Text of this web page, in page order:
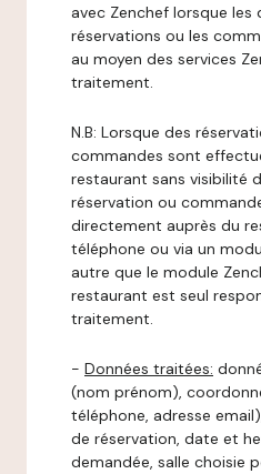
avec Zenchef lorsque les
réservations ou les
au moyen des services
traitement.
N.B: Lorsque des
commandes sont
restaurant sans visibilité
réservation ou
directement auprès du
téléphone ou via un
autre que le module
restaurant est seul
traitement.
- Données traitées:
(nom prénom),
téléphone, adresse
de réservation, date et
demandée, salle choisie